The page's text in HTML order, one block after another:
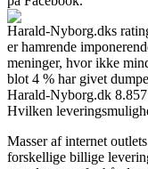
Harald-Nyborg.dks
er hamrende
meninger, hvor ikke
blot 4 % har givet
Harald-Nyborg.dk
Hvilken
Masser af internet
forskellige billige